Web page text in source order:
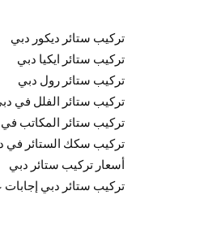
تركيب ستائر ديكور دبي
تركيب ستائر ايكيا دبي
تركيب ستائر رول دبي
تركيب ستائر الفلل في
تركيب ستائر المكاتب
تركيب سكك الستائر في
أسعار تركيب ستائر دبي
تركيب ستائر دبي